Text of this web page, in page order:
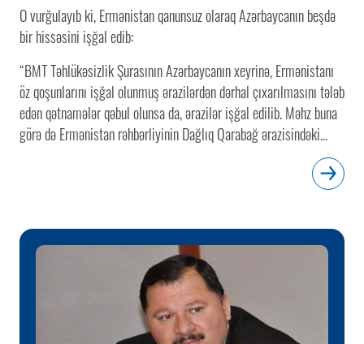
O vurğulayıb ki, Ermənistan qanunsuz olaraq Azərbaycanın beşdə
bir hissəsini işğal edib:
“BMT Təhlükəsizlik Şurasının Azərbaycanın xeyrinə, Ermənistanı
öz qoşunlarını işğal olunmuş ərazilərdən dərhal çıxarılmasını tələb
edən qətnamələr qəbul olunsa da, ərazilər işğal edilib. Məhz buna
görə də Ermənistan rəhbərliyinin Dağlıq Qarabağ ərazisindəki...